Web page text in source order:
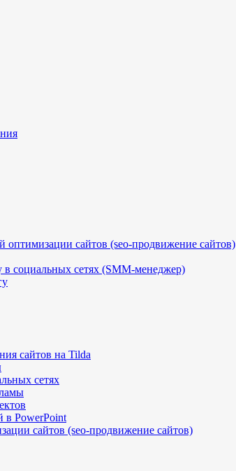
оптимизации сайтов (seo-продвижение сайтов)
социальных сетях (SMM-менеджер)
сайтов на Tilda
сетях
в PowerPoint
сайтов (seo-продвижение сайтов)